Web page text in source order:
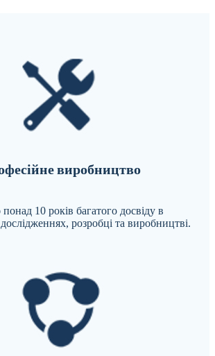
виробництво
10 років багатого досвіду в
розробці та виробництві.